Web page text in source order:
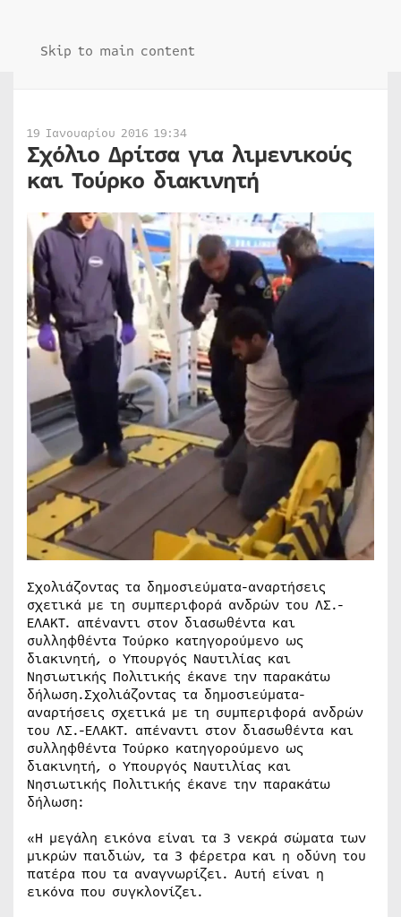
Skip to main content
19 Ιανουαρίου 2016 19:34
Σχόλιο Δρίτσα για λιμενικούς
και Τούρκο διακινητή
Σχολιάζοντας τα δημοσιεύματα-αναρτήσεις
σχετικά με τη συμπεριφορά ανδρών του ΛΣ.-
ΕΛΑΚΤ. απέναντι στον διασωθέντα και
συλληφθέντα Τούρκο κατηγορούμενο ως
διακινητή, ο Υπουργός Ναυτιλίας και
Νησιωτικής Πολιτικής έκανε την παρακάτω
δήλωση.Σχολιάζοντας τα δημοσιεύματα-
αναρτήσεις σχετικά με τη συμπεριφορά ανδρών
του ΛΣ.-ΕΛΑΚΤ. απέναντι στον διασωθέντα και
συλληφθέντα Τούρκο κατηγορούμενο ως
διακινητή, ο Υπουργός Ναυτιλίας και
Νησιωτικής Πολιτικής έκανε την παρακάτω
δήλωση:
«Η μεγάλη εικόνα είναι τα 3 νεκρά σώματα των
μικρών παιδιών, τα 3 φέρετρα και η οδύνη του
πατέρα που τα αναγνωρίζει. Αυτή είναι η
εικόνα που συγκλονίζει.